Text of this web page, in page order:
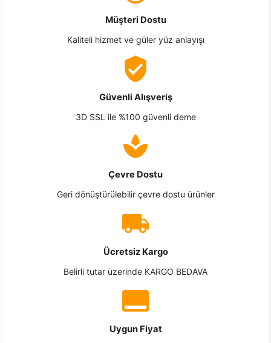
Müşteri Dostu
Kaliteli hizmet ve güler yüz anlayışı
Güvenli Alışveriş
3D SSL ile %100 güvenli deme
Çevre Dostu
Geri dönüştürülebilir çevre dostu ürünler
Ücretsiz Kargo
Belirli tutar üzerinde KARGO BEDAVA
Uygun Fiyat